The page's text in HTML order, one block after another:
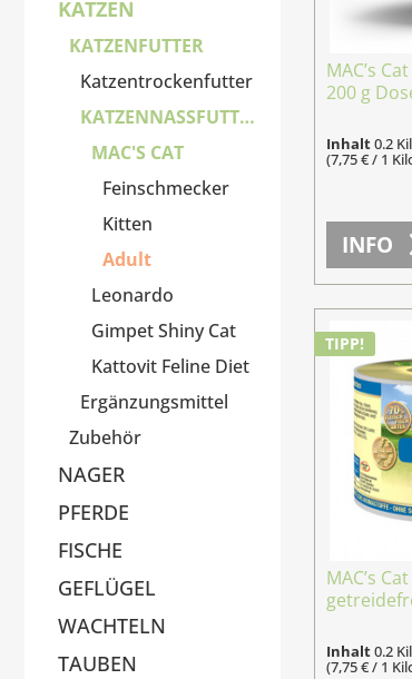
KATZEN
KATZENFUTTER
Katzentrockenfutter
KATZENNASSFUTTER
MAC'S CAT
Feinschmecker
Kitten
Adult
Leonardo
Gimpet Shiny Cat
Kattovit Feline Diet
Ergänzungsmittel
Zubehör
NAGER
PFERDE
FISCHE
GEFLÜGEL
WACHTELN
TAUBEN
MAC’s
200 g
Inhalt0.2
(7,75 € / 1
INFO
TIPP!
MAC’s
Inhalt0.2
(7,75 € / 1